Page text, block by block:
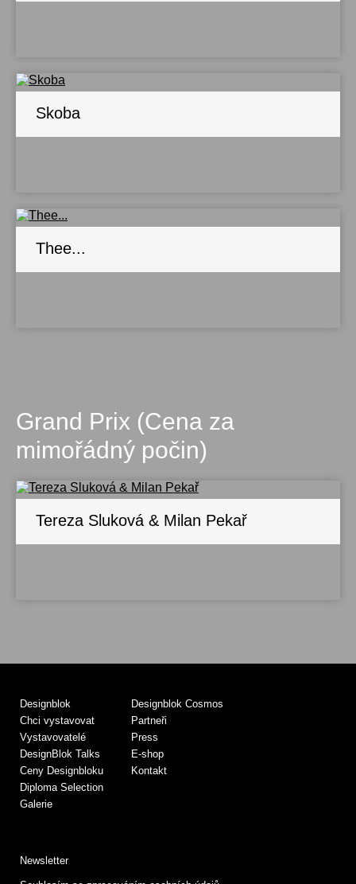
Skoba
Thee...
Grand Prix (Cena za
mimořádný počin)
Tereza Sluková & Milan Pekař
Designblok
Chci vystavovat
Vystavovatelé
DesignBlok Talks
Ceny Designbloku
Diploma Selection
Galerie
Designblok Cosmos
Partneři
Press
E-shop
Kontakt
Newsletter